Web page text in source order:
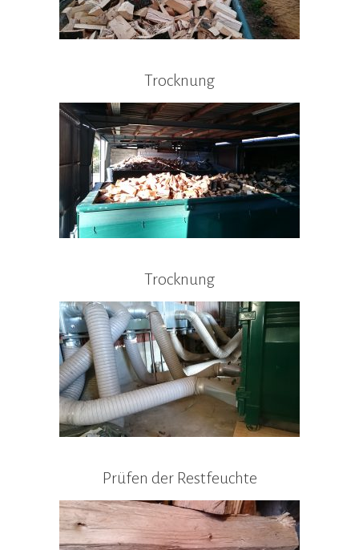
Trocknung
Trocknung
Prüfen der Restfeuchte